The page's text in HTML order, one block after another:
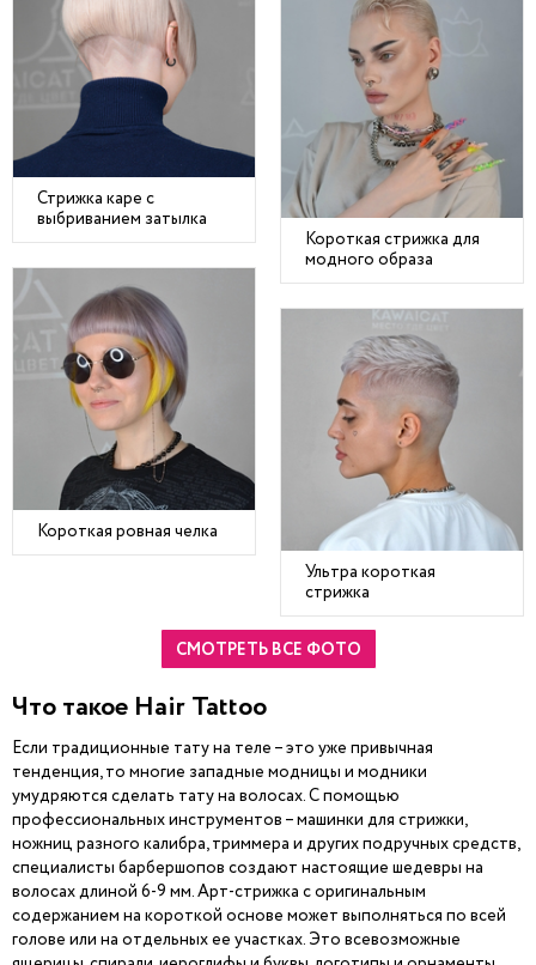
Стрижка каре с
выбриванием затылка
Короткая стрижка для
модного образа
Короткая ровная челка
Ультра короткая
стрижка
СМОТРЕТЬ ВСЕ ФОТО
Что такое Hair Tattoo
Если традиционные тату на теле – это уже привычная
тенденция, то многие западные модницы и модники
умудряются сделать тату на волосах. С помощью
профессиональных инструментов – машинки для стрижки,
ножниц разного калибра, триммера и других подручных средств,
специалисты барбершопов создают настоящие шедевры на
волосах длиной 6-9 мм. Арт-стрижка с оригинальным
содержанием на короткой основе может выполняться по всей
голове или на отдельных ее участках. Это всевозможные